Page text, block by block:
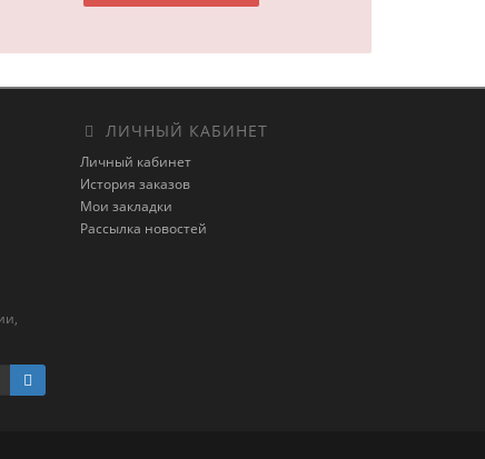
ЛИЧНЫЙ КАБИНЕТ
Личный кабинет
История заказов
Мои закладки
Рассылка новостей